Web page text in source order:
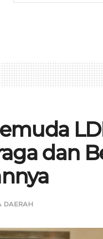
dan
DAERAH